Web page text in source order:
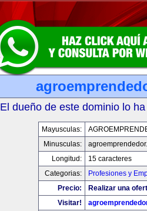
El dueño de este dominio lo
Mayusculas:
Minusculas:
Longitud:
15 caracteres
Categorias:
Profesiones y
Precio:
Realizar una
Visitar!